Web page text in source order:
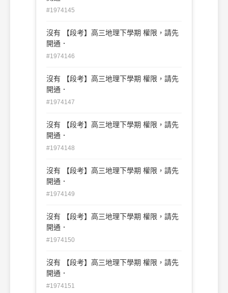
#1974145
沒有 【段考】高三地理下學期 權限，請先
開通．
#1974146
沒有 【段考】高三地理下學期 權限，請先
開通．
#1974147
沒有 【段考】高三地理下學期 權限，請先
開通．
#1974148
沒有 【段考】高三地理下學期 權限，請先
開通．
#1974149
沒有 【段考】高三地理下學期 權限，請先
開通．
#1974150
沒有 【段考】高三地理下學期 權限，請先
開通．
#1974151